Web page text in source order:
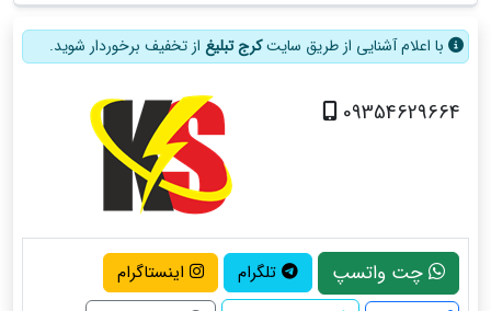
با اعلام آشنایی از طریق سایتکرج تبلیغ از تخفیف برخوردار شوید.
09354629664
چت واتسپ تلگرام اینستاگرام